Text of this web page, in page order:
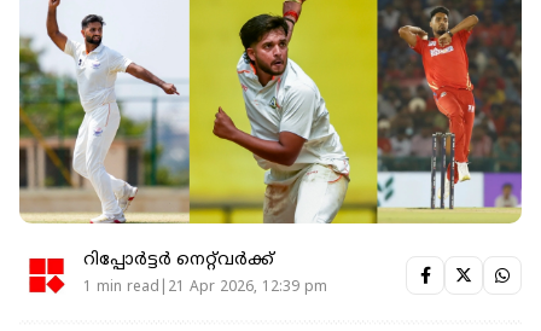
റിപ്പോർട്ടർ നെറ്റ്‌വര്‍ക്ക്‌
1 min read|21 Apr 2026, 12:39 pm